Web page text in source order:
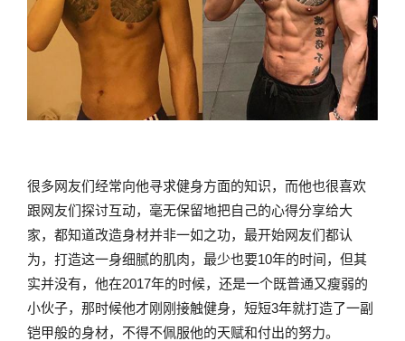
很多网友们经常向他寻求健身方面的知识，而他也很喜欢
跟网友们探讨互动，毫无保留地把自己的心得分享给大
家，都知道改造身材并非一如之功，最开始网友们都认
为，打造这一身细腻的肌肉，最少也要10年的时间，但其
实并没有，他在2017年的时候，还是一个既普通又瘦弱的
小伙子，那时候他才刚刚接触健身，短短3年就打造了一副
铠甲般的身材，不得不佩服他的天赋和付出的努力。